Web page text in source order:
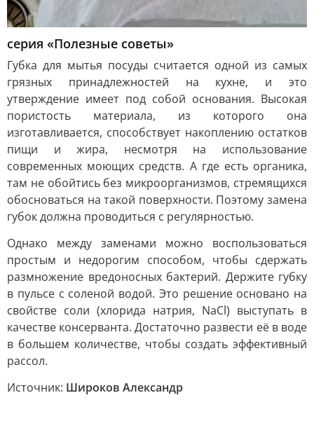
серия «Полезные советы»
Губка для мытья посуды считается одной из самых
грязных принадлежностей на кухне, и это
утверждение имеет под собой основания. Высокая
пористость материала, из которого она
изготавливается, способствует накоплению остатков
пищи и жира, несмотря на использование
современных моющих средств. А где есть органика,
там не обойтись без микроорганизмов, стремящихся
обосноваться на такой поверхности. Поэтому замена
губок должна проводиться с регулярностью.
Однако между заменами можно воспользоваться
простым и недорогим способом, чтобы сдержать
размножение вредоносных бактерий. Держите губку
в пульсе с соленой водой. Это решение основано на
свойстве соли (хлорида натрия, NaCl) выступать в
качестве консерванта. Достаточно развести её в воде
в большем количестве, чтобы создать эффективный
рассол.
Источник: Широков Александр